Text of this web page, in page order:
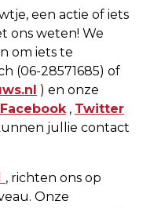
een actie of iets
ons weten! We
om iets te
(06-28571685) of
) en onze
Facebook, Twitter
jullie contact
, richten ons op
Onze